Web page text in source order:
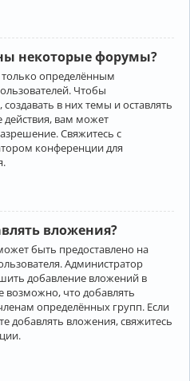
некоторые форумы?
определённым
Чтобы
в них темы и оставлять
вам может
Свяжитесь с
конференции для
вложения?
быть предоставлено на
Администратор
добавление вложений в
что добавлять
определённых групп. Если
добавлять вложения, свяжитесь